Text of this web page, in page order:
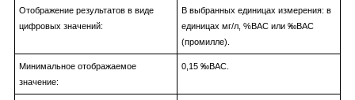
Отображение результатов в виде
цифровых значений:
В выбранных единицах измерения: в
единицах мг/л, %BAC или ‰BAC
(промилле).
Минимальное отображаемое
значение:
0,15 ‰BAC.